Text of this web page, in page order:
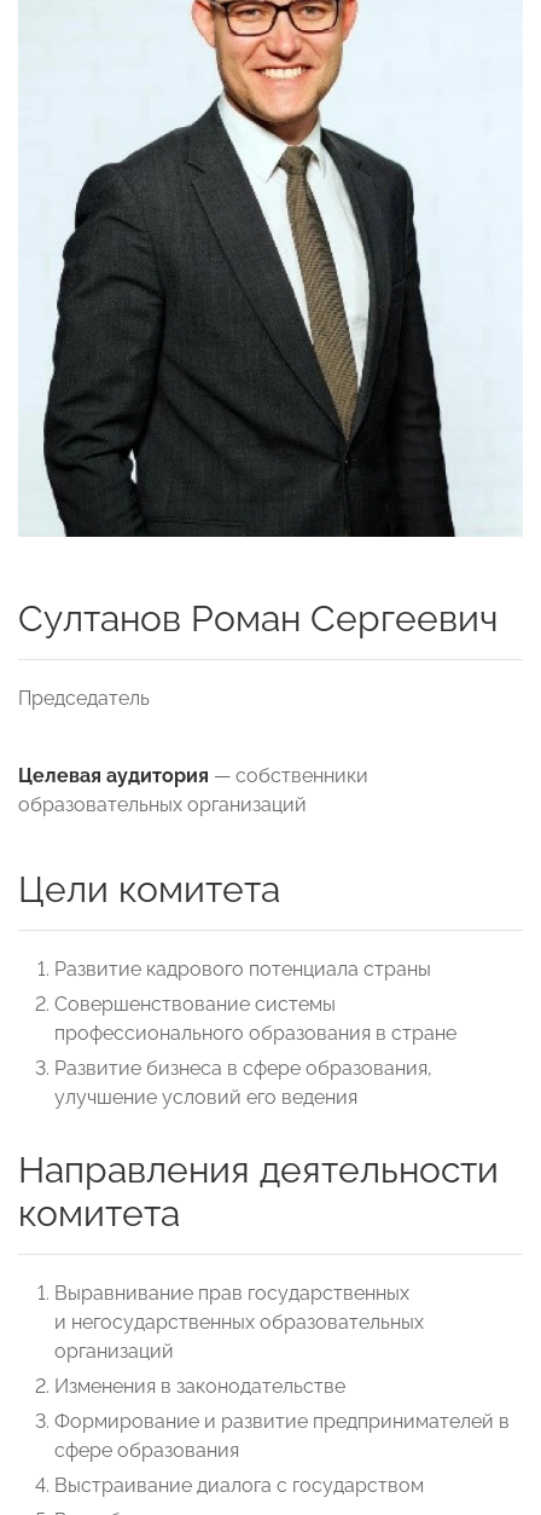
Султанов Роман Сергеевич
Председатель
Целевая аудитория — собственники
образовательных организаций
Цели комитета
Развитие кадрового потенциала страны
Совершенствование системы
профессионального образования в стране
Развитие бизнеса в сфере образования,
улучшение условий его ведения
Направления деятельности
комитета
Выравнивание прав государственных
и негосударственных образовательных
организаций
Изменения в законодательстве
Формирование и развитие предпринимателей в
сфере образования
Выстраивание диалога с государством